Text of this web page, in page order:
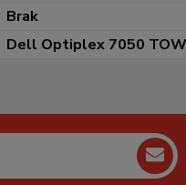
Brak
Dell Optiplex 7050